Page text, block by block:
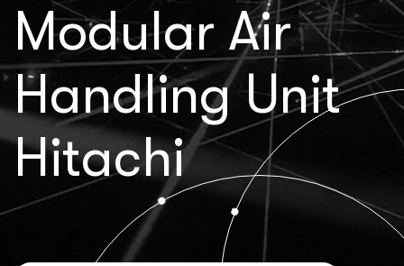
Modular Air
Handling Unit
Hitachi